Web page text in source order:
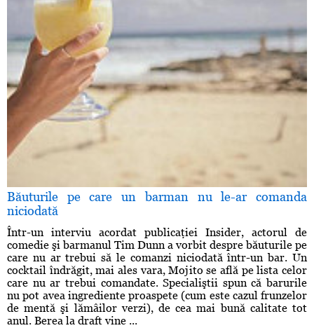
Băuturile pe care un barman nu le-ar comanda
niciodată
Într-un interviu acordat publicaţiei Insider, actorul de
comedie şi barmanul Tim Dunn a vorbit despre băuturile pe
care nu ar trebui să le comanzi niciodată într-un bar. Un
cocktail îndrăgit, mai ales vara, Mojito se află pe lista celor
care nu ar trebui comandate. Specialiştii spun că barurile
nu pot avea ingrediente proaspete (cum este cazul frunzelor
de mentă şi lămâilor verzi), de cea mai bună calitate tot
anul. Berea la draft vine ...